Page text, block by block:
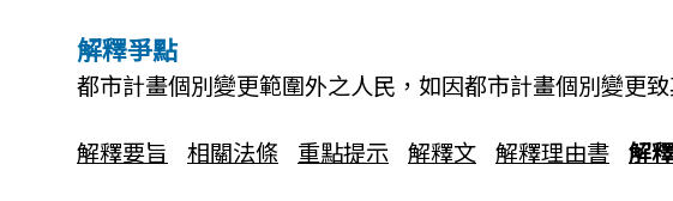
解釋爭點
都市計畫個別變更範圍外之人民，如因都市計畫個別變更
解釋要旨
相關法條 重點提示 解釋文 解釋理由書 解